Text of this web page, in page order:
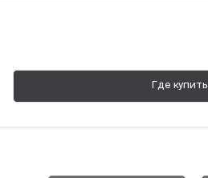
Где купить